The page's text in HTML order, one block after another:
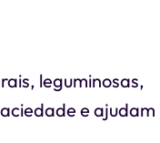
leguminosas,
e ajudam